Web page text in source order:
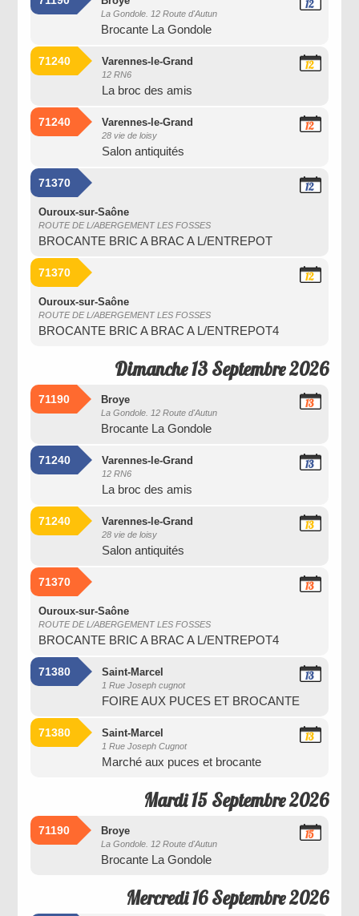
La Gondole. 12 Route d'Autun
Brocante La Gondole
12
71240 Varennes-le-Grand
12 RN6
La broc des amis
12
71240 Varennes-le-Grand
28 vie de loisy
Salon antiquités
12
71370
Ouroux-sur-Saône
ROUTE DE L/ABERGEMENT LES FOSSES
BROCANTE BRIC A BRAC A L/ENTREPOT
12
71370
Ouroux-sur-Saône
ROUTE DE L/ABERGEMENT LES FOSSES
BROCANTE BRIC A BRAC A L/ENTREPOT4
12
Dimanche 13 Septembre 2026
71190 Broye
La Gondole. 12 Route d'Autun
Brocante La Gondole
13
71240 Varennes-le-Grand
12 RN6
La broc des amis
13
71240 Varennes-le-Grand
28 vie de loisy
Salon antiquités
13
71370
Ouroux-sur-Saône
ROUTE DE L/ABERGEMENT LES FOSSES
BROCANTE BRIC A BRAC A L/ENTREPOT4
13
71380 Saint-Marcel
1 Rue Joseph cugnot
FOIRE AUX PUCES ET BROCANTE
13
2026
71380 Saint-Marcel
1 Rue Joseph Cugnot
Marché aux puces et brocante
13
Mardi 15 Septembre 2026
71190 Broye
La Gondole. 12 Route d'Autun
Brocante La Gondole
15
Mercredi 16 Septembre 2026